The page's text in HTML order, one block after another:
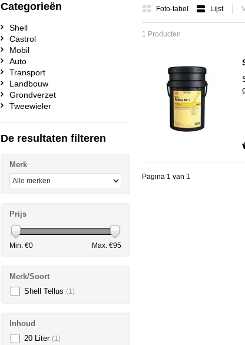
Foto-tabel Lijst
1 Producten
Pagina 1 van 1
Categorieën
Shell
Castrol
Mobil
Auto
Transport
Landbouw
Grondverzet
Tweewieler
De resultaten filteren
Merk
Prijs
Min: €0 Max: €95
Merk/Soort
Shell Tellus (1)
Inhoud
20 Liter (1)